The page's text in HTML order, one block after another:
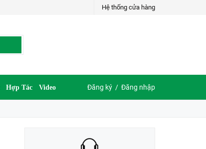
Hệ thống cửa hàng
Hợp Tác Video Đăng ký / Đăng nhập
LIÊN HỆ ĐẶT HÀNG